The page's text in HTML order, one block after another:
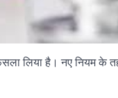
लिया है। नए नियम के